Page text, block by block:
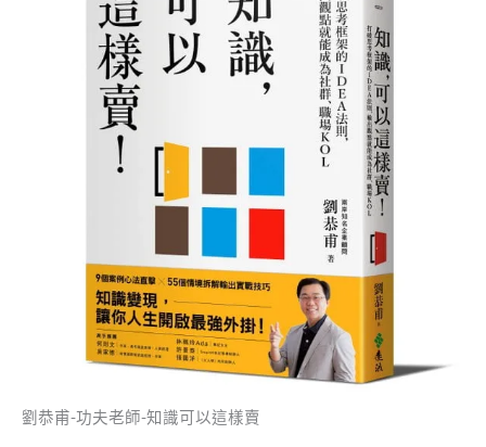
劉恭甫-功夫老師-知識可以這樣賣